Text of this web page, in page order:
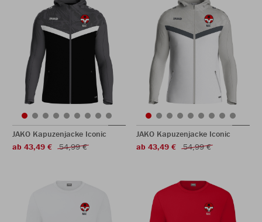
JAKO Kapuzenjacke Iconic
ab 43,49 €
54,99 €
JAKO Kapuzenjacke Iconic
ab 43,49 €
54,99 €